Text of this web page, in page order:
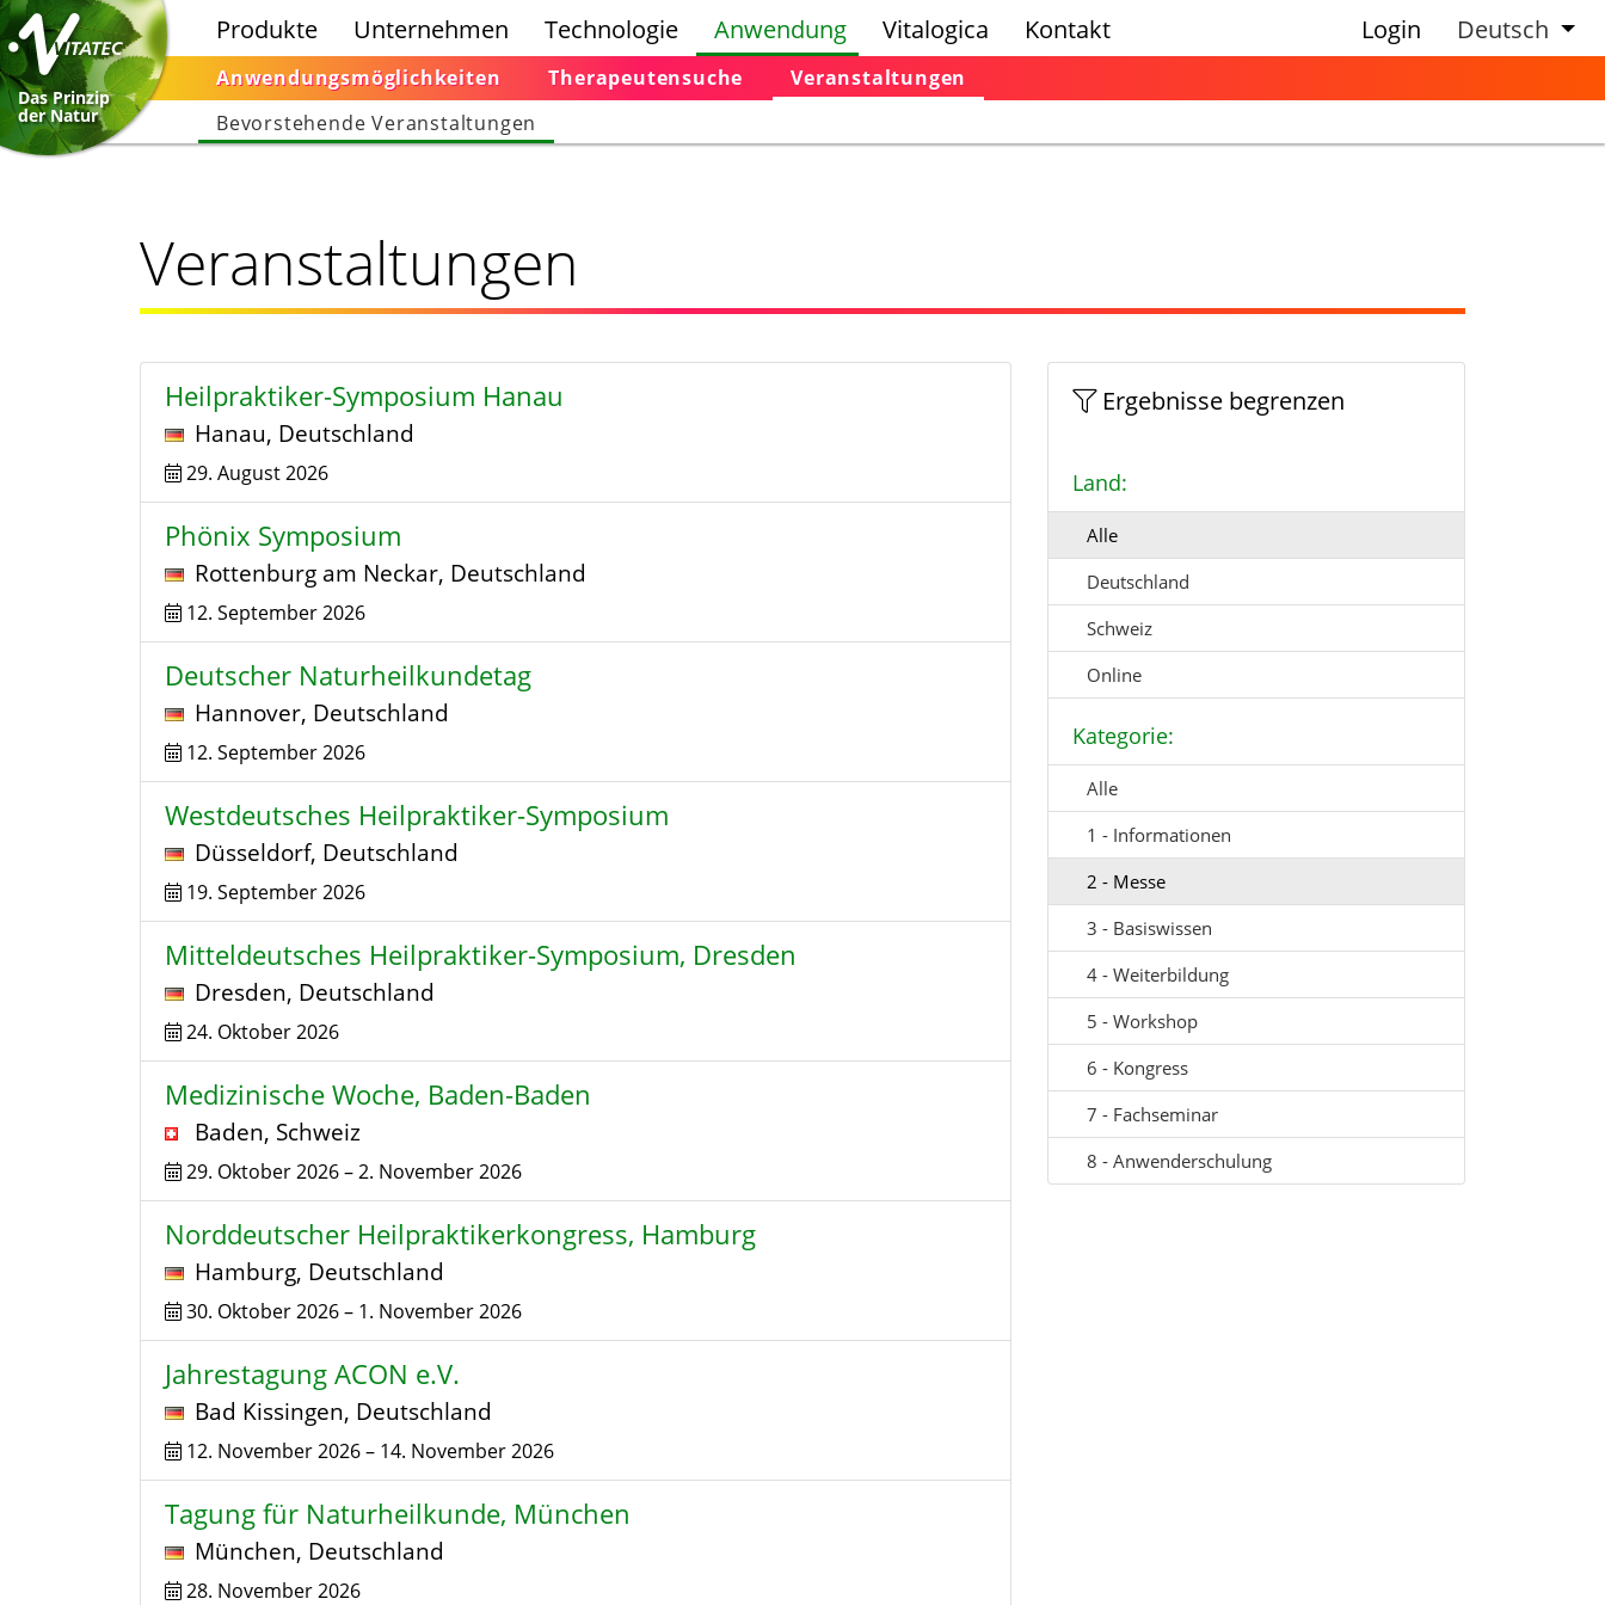
Das Prinzip
der Natur
Produkte Unternehmen Technologie Anwendung
Anwendungsmöglichkeiten Therapeutensuche
Veranstaltungen
Bevorstehende Veranstaltungen
Vitalogica Kontakt Login Deutsch
Veranstaltungen
Heilpraktiker-Symposium Hanau
Hanau, Deutschland
29. August 2026
Phönix Symposium
Rottenburg am Neckar, Deutschland
12. September 2026
Deutscher Naturheilkundetag
Hannover, Deutschland
12. September 2026
Westdeutsches Heilpraktiker-Symposium
Düsseldorf, Deutschland
19. September 2026
Mitteldeutsches Heilpraktiker-Symposium, Dresden
Dresden, Deutschland
24. Oktober 2026
Medizinische Woche, Baden-Baden
Baden, Schweiz
29. Oktober 2026–2. November 2026
Norddeutscher Heilpraktikerkongress, Hamburg
Hamburg, Deutschland
30. Oktober 2026– 1. November 2026
Jahrestagung ACON e.V.
Bad Kissingen, Deutschland
12. November 2026– 14. November 2026
Tagung für Naturheilkunde, München
München, Deutschland
28. November 2026
Ergebnisse begrenzen
Land:
Alle
Deutschland
Schweiz
Online
Kategorie:
Alle
1 - Informationen
2 - Messe
3 - Basiswissen
4 - Weiterbildung
5 - Workshop
6 - Kongress
7 - Fachseminar
8 - Anwenderschulung